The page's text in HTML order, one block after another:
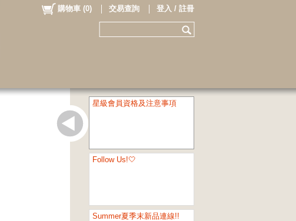
購物車 (0) 交易查詢 登入 / 註冊
星級會員資格及注意事項
Follow Us!🤍
Summer夏季末新品連線!!